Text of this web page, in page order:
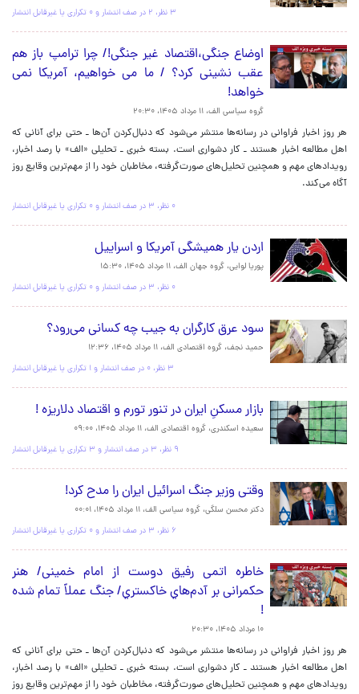
۳ نظر، ۲ در صف انتشار و ۰ تکراری یا غیرقابل انتشار
اوضاع جنگی،اقتصاد غیر جنگی!/ چرا ترامپ باز هم
عقب نشینی کرد؟ / ما می خواهیم، آمریکا نمی
خواهد!
گروه سیاسی الف، ۱۱ مرداد ۱۴۰۵، ۲۰:۳۰
هر روز اخبار فراوانی در رسانه‌ها منتشر می‌شود که دنبال‌کردن آن‌ها ـ حتی برای آنانی که
اهل مطالعه اخبار هستند‌ ـ کار دشواری است. بسته خبری ـ تحلیلی «الف» با رصد اخبار،
رویدادهای مهم و همچنین تحلیل‌های صورت‌گرفته، مخاطبان خود را از مهم‌ترین وقایع روز
آگاه می‌کند.
۰ نظر، ۳ در صف انتشار و ۰ تکراری یا غیرقابل انتشار
اردن یار همیشگی آمریکا و اسراییل
پوریا لوایی، گروه جهان الف، ۱۱ مرداد ۱۴۰۵، ۱۵:۳۰
۰ نظر، ۳ در صف انتشار و ۰ تکراری یا غیرقابل انتشار
سود عرق کارگران به جیب چه کسانی می‌رود؟
حمید نجف، گروه اقتصادی الف، ۱۱ مرداد ۱۴۰۵، ۱۲:۳۶
۳ نظر، ۰ در صف انتشار و ۱ تکراری یا غیرقابل انتشار
بازار مسکنِ ایران در تنور تورم و اقتصاد دلاریزه !
سعیده اسکندری، گروه اقتصادی الف، ۱۱ مرداد ۱۴۰۵، ۰۹:۰۰
۹ نظر، ۳ در صف انتشار و ۳ تکراری یا غیرقابل انتشار
وقتی وزیر جنگ اسرائیل ایران را مدح کرد!
دکتر محسن سلگی، گروه سیاسی الف، ۱۱ مرداد ۱۴۰۵، ۰۰:۰۱
۶ نظر، ۳ در صف انتشار و ۰ تکراری یا غیرقابل انتشار
خاطره اتمی رفیق دوست از امام خمینی/ هنر
حکمرانی بر آدم‌هاي خاكستري/ جنگ عملاً تمام شده
!
۱۰ مرداد ۱۴۰۵، ۲۰:۳۰
هر روز اخبار فراوانی در رسانه‌ها منتشر می‌شود که دنبال‌کردن آن‌ها ـ حتی برای آنانی که
اهل مطالعه اخبار هستند‌ ـ کار دشواری است. بسته خبری ـ تحلیلی «الف» با رصد اخبار،
رویدادهای مهم و همچنین تحلیل‌های صورت‌گرفته، مخاطبان خود را از مهم‌ترین وقایع روز